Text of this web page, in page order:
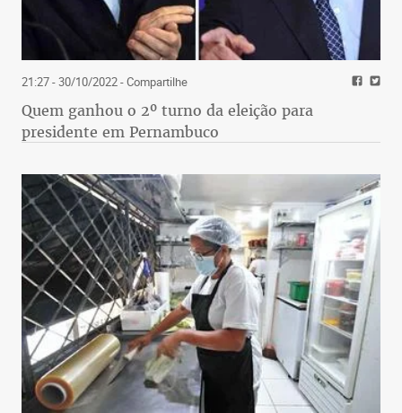
21:27 - 30/10/2022- Compartilhe
Quem ganhou o 2º turno da eleição para
presidente em Pernambuco